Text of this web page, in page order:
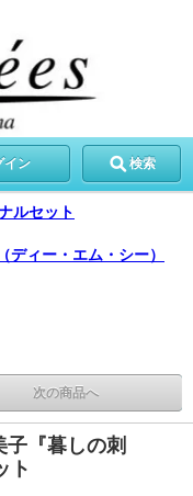
イン 検索
ルセット
ディー・エム・シー）
次の商品へ
『暮しの刺
ト